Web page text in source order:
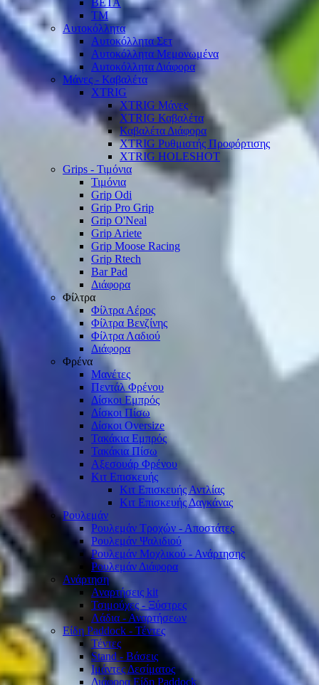
BETA
TM
Αυτοκόλλητα
Αυτοκόλλητα Σετ
Αυτοκόλλητα Μεμονωμένα
Αυτοκόλλητα Διάφορα
Μάνες - Καβαλέτα
XTRIG
XTRIG Μάνες
XTRIG Καβαλέτα
Καβαλέτα Διάφορα
XTRIG Ρυθμιστής Προφόρτισης
XTRIG HOLESHOT
Grips - Τιμόνια
Τιμόνια
Grip Odi
Grip Pro Grip
Grip O'Neal
Grip Ariete
Grip Moose Racing
Grip Rtech
Bar Pad
Διάφορα
Φίλτρα
Φίλτρα Αέρος
Φίλτρα Βενζίνης
Φίλτρα Λαδιού
Διάφορα
Φρένα
Μανέτες
Πεντάλ Φρένου
Δίσκοι Εμπρός
Δίσκοι Πίσω
Δίσκοι Oversize
Τακάκια Εμπρός
Τακάκια Πίσω
Αξεσουάρ Φρένου
Κιτ Επισκευής
Κιτ Επισκευής Αντλίας
Κιτ Επισκευής Δαγκάνας
Ρουλεμάν
Ρουλεμάν Τροχών - Αποστάτες
Ρουλεμάν Ψαλιδιού
Ρουλεμάν Μοχλικού - Ανάρτησης
Ρουλεμάν Διάφορα
Ανάρτηση
Αναρτήσεις kit
Τσιμούχες - Ξύστρες
Λάδια - Αναρτήσεων
Είδη Paddock - Τέντες
Τέντες
Stand - Βάσεις
Ιμάντες Δεσίματος
Διάφορα Είδη Paddock